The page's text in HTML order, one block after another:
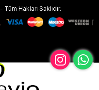
- Tüm Hakları Saklıdır.